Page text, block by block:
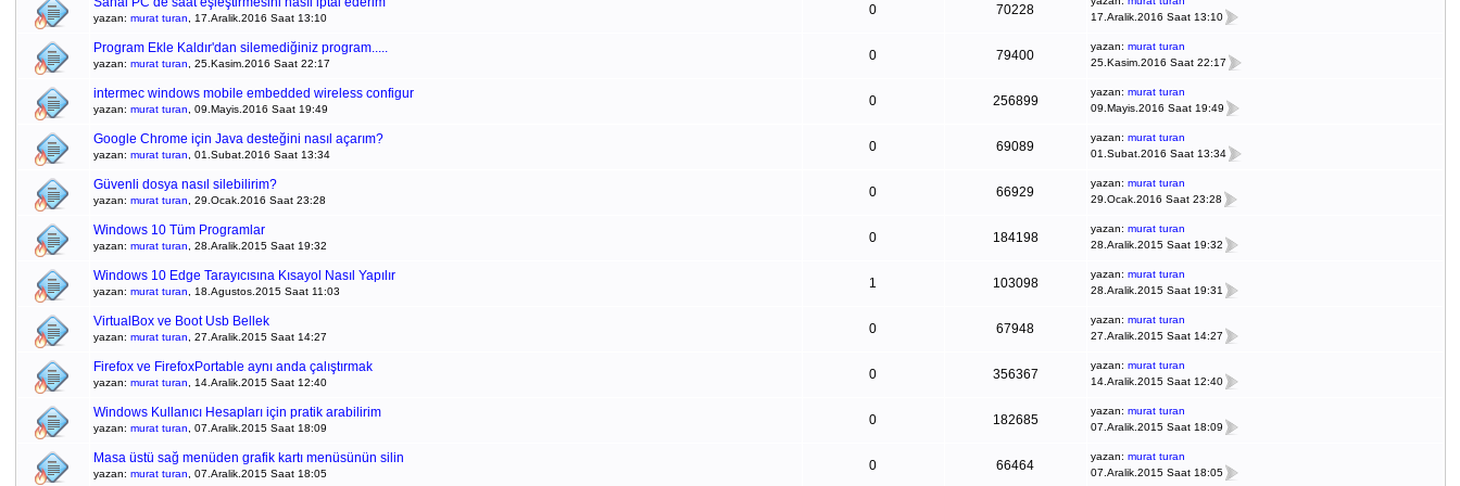
yazan: murat turan , 17.Aralik.2016 Saat 13:10
0 70228
17.Aralik.2016 Saat 13:10
Program Ekle Kaldır'dan silemediğiniz program.....
yazan: murat turan , 25.Kasim.2016 Saat 22:17
0 79400
yazan: murat turan
25.Kasim.2016 Saat 22:17
intermec windows mobile embedded wireless configur
yazan: murat turan , 09.Mayis.2016 Saat 19:49
0 256899
yazan: murat turan
09.Mayis.2016 Saat 19:49
Google Chrome için Java desteğini nasıl açarım?
yazan: murat turan , 01.Subat.2016 Saat 13:34
0 69089
yazan: murat turan
01.Subat.2016 Saat 13:34
Güvenli dosya nasıl silebilirim?
yazan: murat turan , 29.Ocak.2016 Saat 23:28
0 66929
yazan: murat turan
29.Ocak.2016 Saat 23:28
Windows 10 Tüm Programlar
yazan: murat turan , 28.Aralik.2015 Saat 19:32
0 184198
yazan: murat turan
28.Aralik.2015 Saat 19:32
Windows 10 Edge Tarayıcısına Kısayol Nasıl Yapılır
yazan: murat turan , 18.Agustos.2015 Saat 11:03
1 103098
yazan: murat turan
28.Aralik.2015 Saat 19:31
VirtualBox ve Boot Usb Bellek
yazan: murat turan , 27.Aralik.2015 Saat 14:27
0 67948
yazan: murat turan
27.Aralik.2015 Saat 14:27
Firefox ve FirefoxPortable aynı anda çalıştırmak
yazan: murat turan , 14.Aralik.2015 Saat 12:40
0 356367
yazan: murat turan
14.Aralik.2015 Saat 12:40
Windows Kullanıcı Hesapları için pratik arabilirim
yazan: murat turan , 07.Aralik.2015 Saat 18:09
0 182685
yazan: murat turan
07.Aralik.2015 Saat 18:09
Masa üstü sağ menüden grafik kartı menüsünün silin
yazan: murat turan , 07.Aralik.2015 Saat 18:05
0 66464
yazan: murat turan
07.Aralik.2015 Saat 18:05